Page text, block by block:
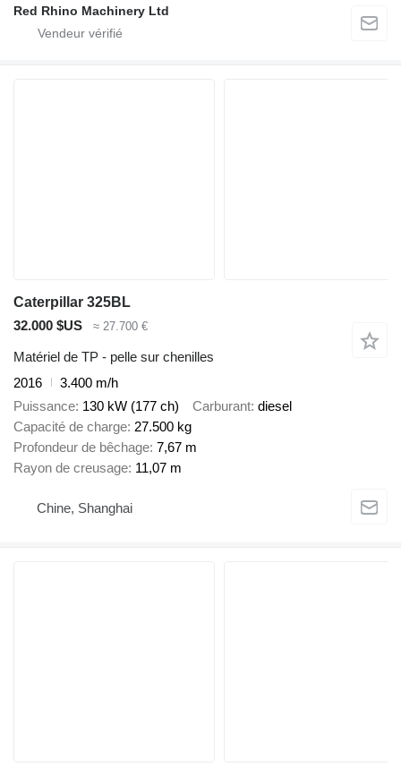
Red Rhino Machinery Ltd
Caterpillar 325BL
32.000 $US
≈ 27.700 €
Matériel de TP - pelle sur chenilles
2016
3.400 m/h
Puissance 130 kW (177 ch) Carburant diesel
Capacité de charge 27.500 kg
Profondeur de bêchage 7,67 m
Rayon de creusage 11,07 m
Chine, Shanghai